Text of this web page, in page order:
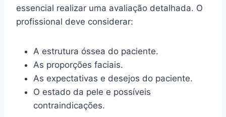
essencial realizar uma avaliação detalhada. O
profissional deve considerar:
A estrutura óssea do paciente.
As proporções faciais.
As expectativas e desejos do paciente.
O estado da pele e possíveis
contraindicações.